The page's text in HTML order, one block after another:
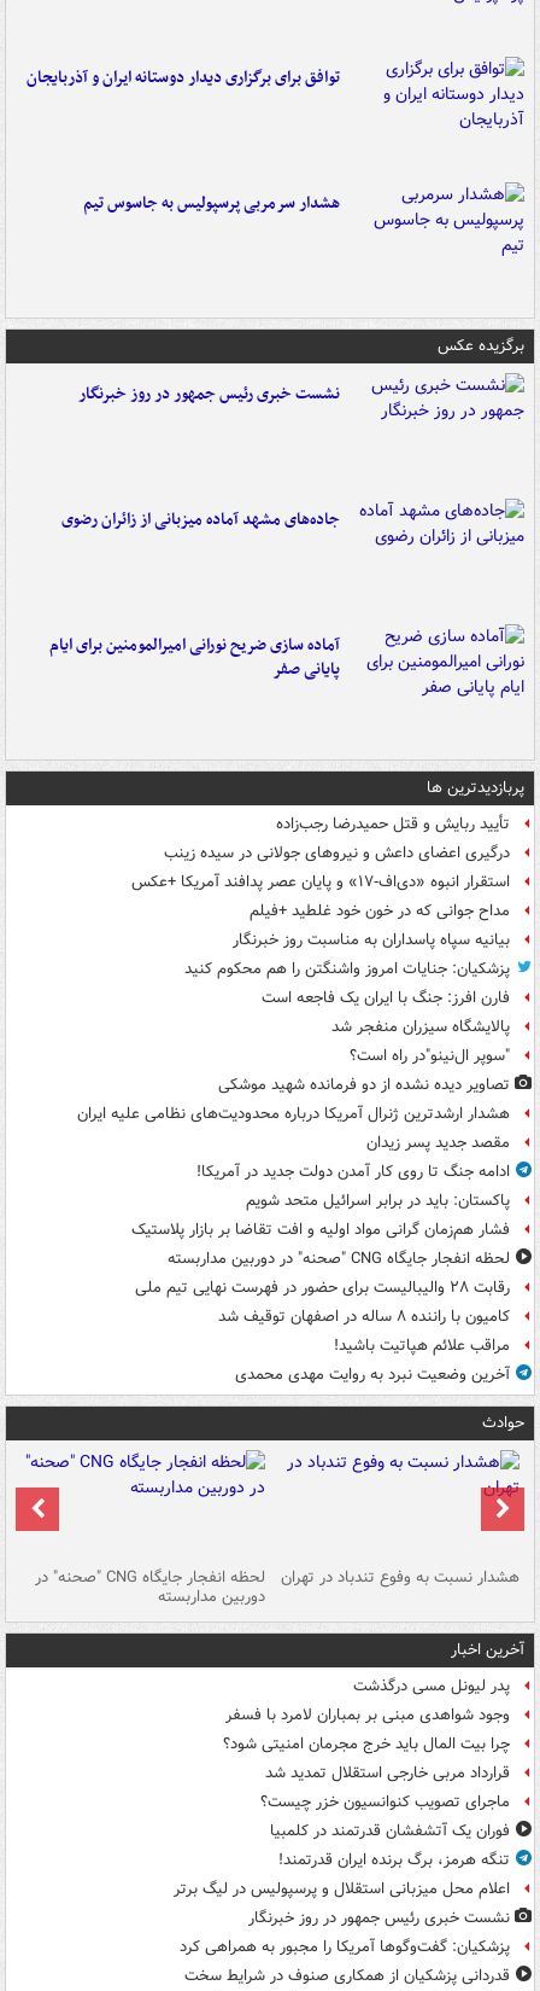
توافق برای برگزاری دیدار دوستانه ایران و آذربایجان
هشدار سرمربی پرسپولیس به جاسوس تیم
برگزیده عکس
نشست خبری رئیس جمهور در روز خبرنگار
جاده‌های مشهد آماده میزبانی از زائران رضوی
آماده سازی ضریح نورانی امیرالمومنین برای ایام
پایانی صفر
پربازدیدترین ها
تأیید ربایش و قتل حمیدرضا رجب‌زاده
درگیری اعضای داعش و نیروهای جولانی در سیده زینب
استقرار انبوه «دی‌اف‑۱۷» و پایان عصر پدافند آمریکا +عکس
مداح جوانی که در خون خود غلطید +فیلم
بیانیه سپاه پاسداران به مناسبت روز خبرنگار
پزشکیان: جنایات امروز واشنگتن را هم محکوم کنید
فارن افرز: جنگ با ایران یک فاجعه است
پالایشگاه سیزران منفجر شد
"سوپر ال‌نینو"در راه است؟
تصاویر دیده‌ نشده از دو فرمانده شهید موشکی
هشدار ارشدترین ژنرال آمریکا درباره محدودیت‌های نظامی علیه ایران
مقصد جدید پسر زیدان
ادامه جنگ تا روی کار آمدن دولت جدید در آمریکا!
پاکستان: باید در برابر اسرائیل متحد شویم
فشار هم‌زمان گرانی مواد اولیه و افت تقاضا بر بازار پلاستیک
لحظه انفجار جایگاه CNG "صحنه" در دوربین مداربسته
رقابت ۲۸ والیبالیست برای حضور در فهرست نهایی تیم ملی
کامیون با راننده ۸ ساله در اصفهان توقیف شد
مراقب علائم هپاتیت باشید!
آخرین وضعیت نبرد به روایت مهدی محمدی
حوادث
هشدار نسبت به وفوع تندباد در تهران لحظه انفجار جایگاه CNG "صحنه" در
دوربین مداربسته
آخرین اخبار
پدر لیونل مسی درگذشت
وجود شواهدی مبنی بر بمباران لامرد با فسفر
چرا بیت المال باید خرج مجرمان امنیتی شود؟
قرارداد مربی خارجی استقلال تمدید شد
ماجرای تصویب کنوانسیون خزر چیست؟
فوران یک آتشفشان قدرتمند در کلمبیا
تنگه هرمز، برگ برنده ایران قدرتمند!
اعلام محل میزبانی استقلال و پرسپولیس در لیگ برتر
نشست خبری رئیس جمهور در روز خبرنگار
پزشکیان: گفت‌وگوها آمریکا را مجبور به همراهی کرد
قدردانی پزشکیان از همکاری صنوف در شرایط سخت